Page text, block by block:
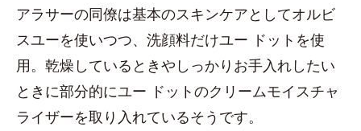
アラサーの同僚は基本のスキンケアとしてオルビ
スユーを使いつつ、洗顔料だけユー ドットを使
用。乾燥しているときやしっかりお手入れしたい
ときに部分的にユー ドットのクリームモイスチャ
ライザーを取り入れているそうです。